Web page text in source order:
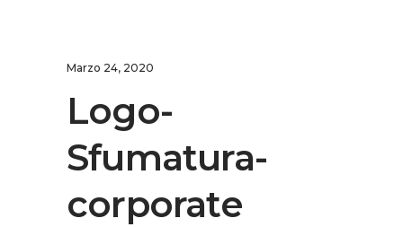
Marzo 24, 2020
Logo-
Sfumatura-
corporate